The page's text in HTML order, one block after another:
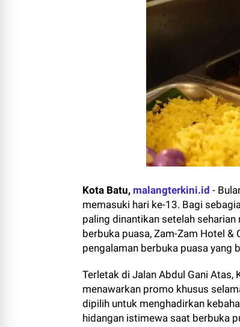
Kota Batu, malangterkini.id -
memasuki hari ke-13. Bagi
paling dinantikan setelah
berbuka puasa, Zam-Zam Hotel
pengalaman berbuka puasa yang
Terletak di Jalan Abdul Gani Atas,
menawarkan promo khusus
dipilih untuk menghadirkan
hidangan istimewa saat berbuka